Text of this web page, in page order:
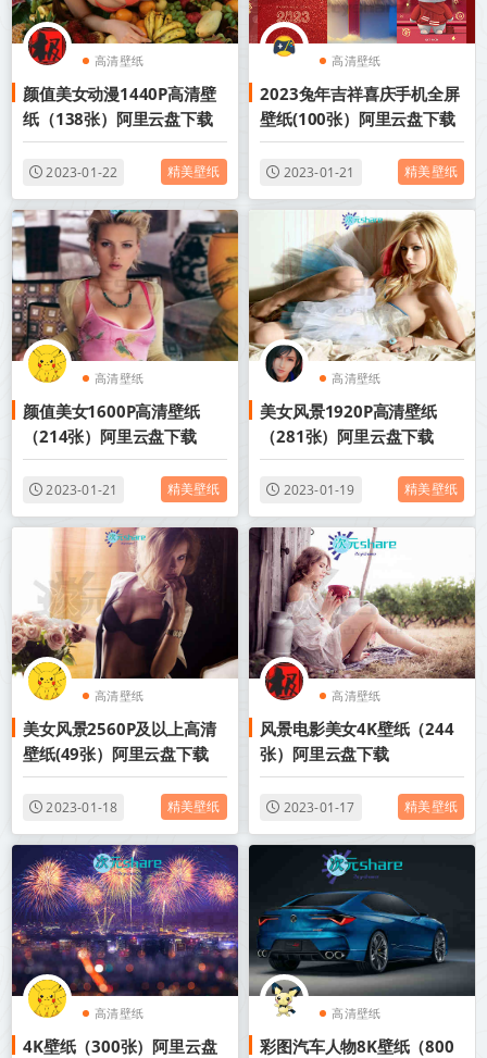
高清壁纸
颜值美女动漫1440P高清壁
纸（138张）阿里云盘下载
2023-01-22 精美壁纸
高清壁纸
2023兔年吉祥喜庆手机全屏
壁纸(100张）阿里云盘下载
2023-01-21 精美壁纸
高清壁纸
颜值美女1600P高清壁纸
（214张）阿里云盘下载
2023-01-21 精美壁纸
高清壁纸
美女风景1920P高清壁纸
（281张）阿里云盘下载
2023-01-19 精美壁纸
高清壁纸
美女风景2560P及以上高清
壁纸(49张）阿里云盘下载
2023-01-18 精美壁纸
高清壁纸
风景电影美女4K壁纸（244
张）阿里云盘下载
2023-01-17 精美壁纸
高清壁纸
4K壁纸（300张）阿里云盘
高清壁纸
彩图汽车人物8K壁纸（800